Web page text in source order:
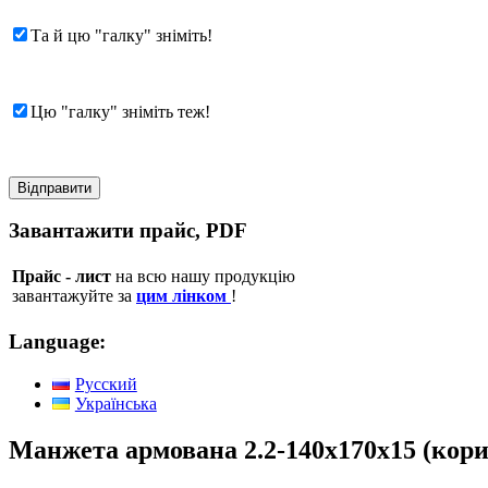
Та й цю "галку" зніміть!
Цю "галку" зніміть теж!
Завантажити прайс, PDF
Прайс - лист на всю нашу продукцію
завантажуйте за цим лінком !
Language:
Русский
Українська
Манжета армована 2.2-140х170х15